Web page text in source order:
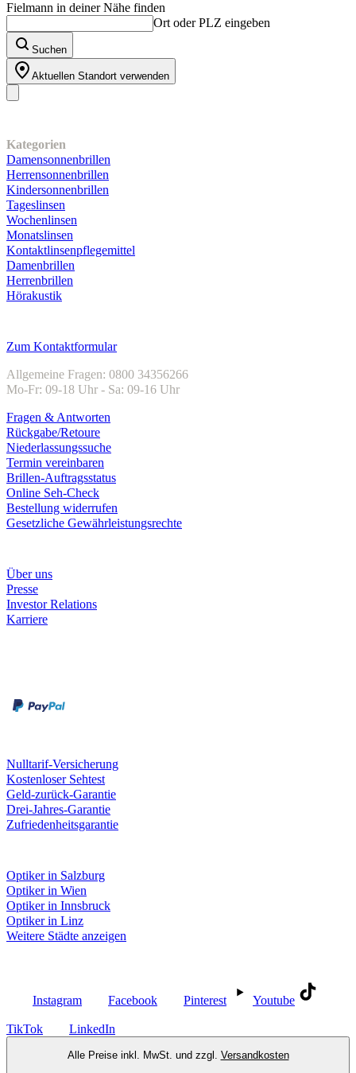
Fielmann in deiner Nähe finden
Ort oder PLZ eingeben
Suchen
Aktuellen Standort verwenden
Kategorien
Damensonnenbrillen
Herrensonnenbrillen
Kindersonnenbrillen
Tageslinsen
Wochenlinsen
Monatslinsen
Kontaktlinsenpflegemittel
Damenbrillen
Herrenbrillen
Hörakustik
Zum Kontaktformular
Allgemeine Fragen: 0800 34356266
Mo-Fr: 09-18 Uhr - Sa: 09-16 Uhr
Fragen & Antworten
Rückgabe/Retoure
Niederlassungssuche
Termin vereinbaren
Brillen-Auftragsstatus
Online Seh-Check
Bestellung widerrufen
Gesetzliche Gewährleistungsrechte
Über uns
Presse
Investor Relations
Karriere
Nulltarif-Versicherung
Kostenloser Sehtest
Geld-zurück-Garantie
Drei-Jahres-Garantie
Zufriedenheitsgarantie
Optiker in Salzburg
Optiker in Wien
Optiker in Innsbruck
Optiker in Linz
Weitere Städte anzeigen
Instagram Facebook Pinterest Youtube
TikTok LinkedIn
Alle Preise inkl. MwSt. und zzgl. Versandkosten